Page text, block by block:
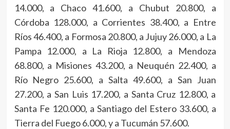
14.000, a Chaco 41.600, a Chubut 20.800, a
Córdoba 128.000, a Corrientes 38.400, a Entre
Ríos 46.400, a Formosa 20.800, a Jujuy 26.000, a La
Pampa 12.000, a La Rioja 12.800, a Mendoza
68.800, a Misiones 43.200, a Neuquén 22.400, a
Río Negro 25.600, a Salta 49.600, a San Juan
27.200, a San Luis 17.200, a Santa Cruz 12.800, a
Santa Fe 120.000, a Santiago del Estero 33.600, a
Tierra del Fuego 6.000, y a Tucumán 57.600.